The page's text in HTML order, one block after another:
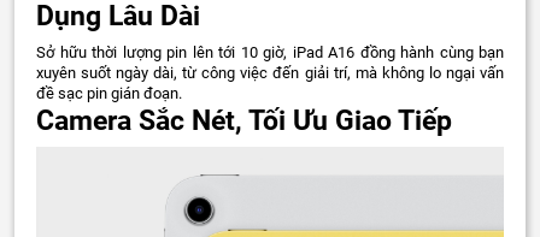
Dụng Lâu Dài
Sở hữu thời lượng pin lên tới 10 giờ, iPad A16 đồng hành cùng bạn
xuyên suốt ngày dài, từ công việc đến giải trí, mà không lo ngại vấn
đề sạc pin gián đoạn.
Camera Sắc Nét, Tối Ưu Giao Tiếp